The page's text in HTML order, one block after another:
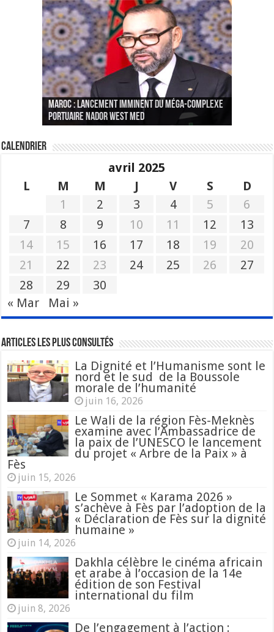
MAROC : Lancement imminent du méga-complexe
portuaire Nador West Med
Le Wali Ait Taleb préside la nomination du
nouveau Secrétaire Général pour insuffler un
sang nouveau à l’administration
Fès : La 70e conférence annuelle de la
Fédération internationale des journalistes et
des écrivains s’est achevée
Paris va présenter à Alger une liste de
« plusieurs centaines de personnes » aux
profils « dangereux »
CGEM: le binôme Oukacha-Joundy reconduit à la
tête de la Fédération des pêches maritimes
Calendrier
avril 2025
L
M M J V S
D
1
2 3 4 5
6
7
8 9 10 11 12
13
14
15 16 17 18 19
20
21
22 23 24 25 26
27
28
29
30
« Mar
Mai »
Articles les plus consultés
La Dignité et l’Humanisme sont le
nord et le sud de la Boussole
morale de l’humanité
juin 16, 2026
Le Wali de la région Fès-Meknès
examine avec l’Ambassadrice de
la paix de l’UNESCO le lancement
du projet « Arbre de la Paix » à
Fès
juin 15, 2026
Le Sommet « Karama 2026 »
s’achève à Fès par l’adoption de la
« Déclaration de Fès sur la dignité
humaine »
juin 14, 2026
Dakhla célèbre le cinéma africain
et arabe à l’occasion de la 14e
édition de son Festival
international du film
juin 8, 2026
De l’engagement à l’action :